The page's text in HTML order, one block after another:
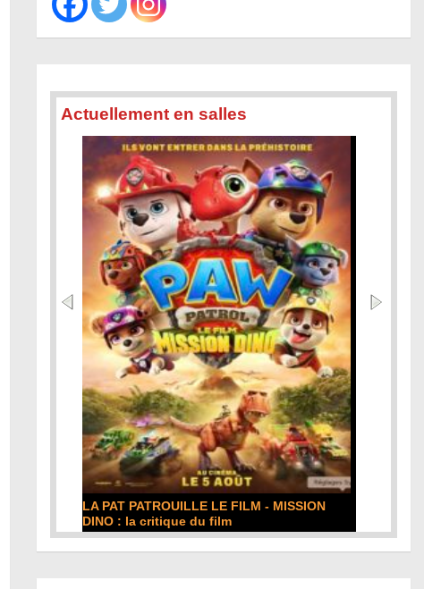
Actuellement en salles
DE LA COMÉDIE-FRANÇAISE : la critique du
film